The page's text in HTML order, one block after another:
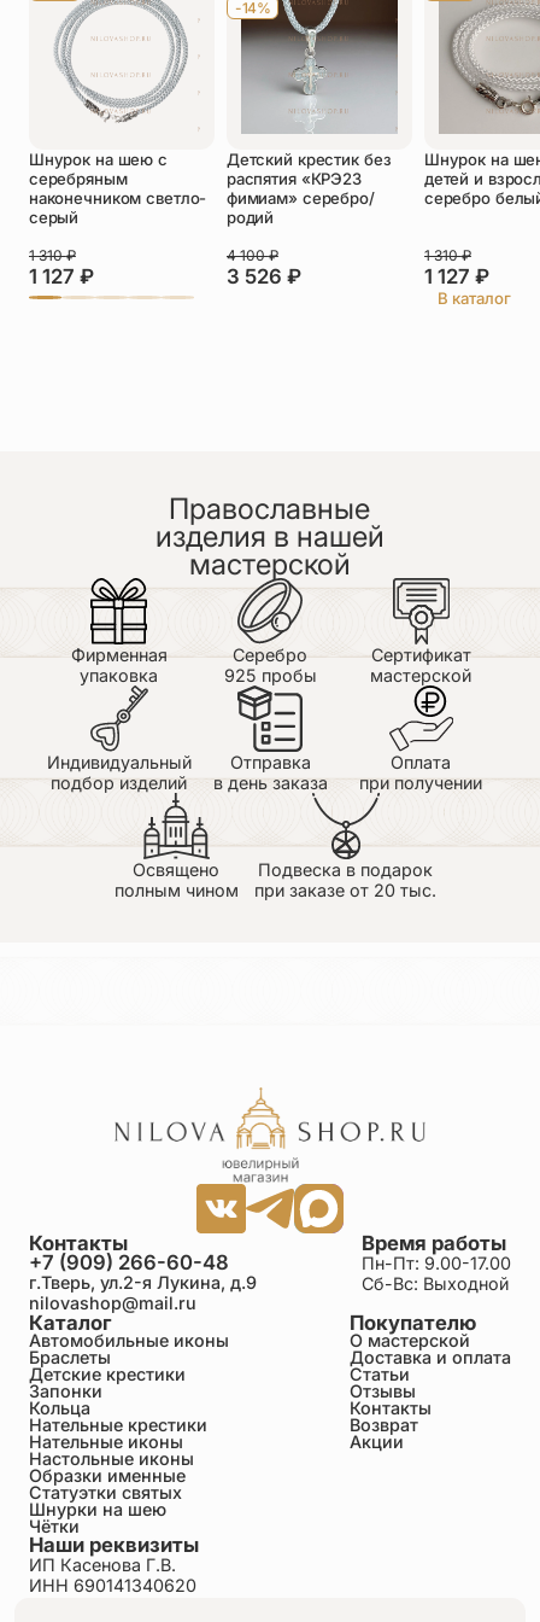
Оставить отзыв
Подтверждаю свое согласие с
политикой конфиденциальностии даю
согласие на обработку персональных
данных
Татьяна Н.
30.06.2026
Шнурок на шею с
серебряным
наконечником светло-
серый
1 127 ₽
1 310₽
-14%
Детский крестик без
распятия «КРЭ23
фимиам» серебро/
родий
3 526 ₽
4 100₽
Шнурок на
детей и
серебро
1 127 ₽
1 310₽
В каталог
Православные
изделия в нашей
мастерской
Фирменная
упаковка
Серебро
925 пробы
Сертификат
мастерской
Индивидуальный
подбор изделий
Отправка
в день заказа
Оплата
при получении
Освящено
полным чином
Подвеска в подарок
при заказе от 20 тыс.
Каталог
Автомобильные иконы
Браслеты
Детские крестики
Запонки
Кольца
Нательные крестики
Нательные иконы
Настольные иконы
Образки именные
Статуэтки святых
Шнурки на шею
Чётки
Покупателю
О мастерской
Доставка и оплата
Статьи
Отзывы
Контакты
Возврат
Акции
Время работы
Пн-Пт: 9.00-17.00
Сб-Вс: Выходной
Контакты
+7 (909) 266-60-48
г.Тверь, ул.2-я Лукина, д.9
nilovashop@mail.ru
Наши реквизиты
ИП Касенова Г.В.
ИНН 690141340620